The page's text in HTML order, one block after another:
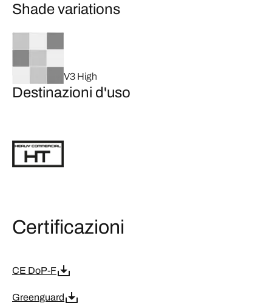
Shade variations
V3 High
Destinazioni d'uso
Certificazioni
CE DoP-F
Greenguard